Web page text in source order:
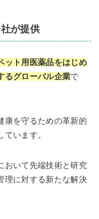
が提供
ット用医薬品をはじめ
るグローバル企業で
康を守るための革新的
います。
おいて先端技術と研究
理に対する新たな解決